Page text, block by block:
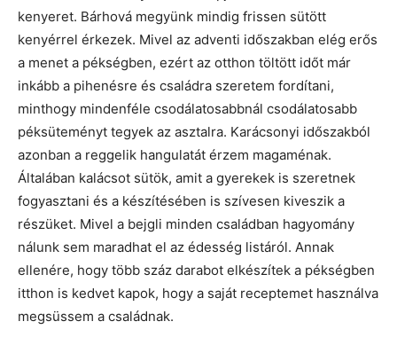
kenyeret. Bárhová megyünk mindig frissen sütött
kenyérrel érkezek. Mivel az adventi időszakban elég erős
a menet a pékségben, ezért az otthon töltött időt már
inkább a pihenésre és családra szeretem fordítani,
minthogy mindenféle csodálatosabbnál csodálatosabb
péksüteményt tegyek az asztalra. Karácsonyi időszakból
azonban a reggelik hangulatát érzem magaménak.
Általában kalácsot sütök, amit a gyerekek is szeretnek
fogyasztani és a készítésében is szívesen kiveszik a
részüket. Mivel a bejgli minden családban hagyomány
nálunk sem maradhat el az édesség listáról. Annak
ellenére, hogy több száz darabot elkészítek a pékségben
itthon is kedvet kapok, hogy a saját receptemet használva
megsüssem a családnak.